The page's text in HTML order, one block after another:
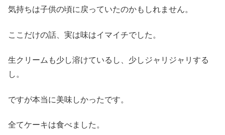
気持ちは子供の頃に戻っていたのかもしれません。
ここだけの話、実は味はイマイチでした。
生クリームも少し溶けているし、少しジャリジャリする
し。
ですが本当に美味しかったです。
全てケーキは食べました。